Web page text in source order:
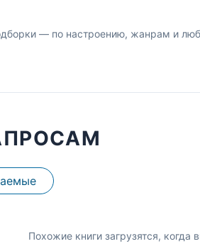
— по настроению, жанрам и
Похожие книги загрузятся, когда